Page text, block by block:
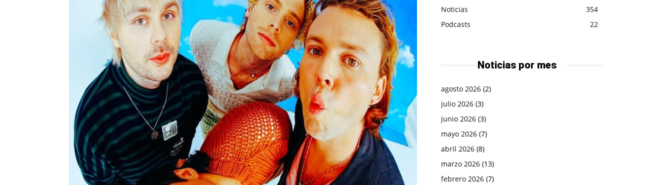
Noticias
354
Podcasts
22
Noticias por mes
agosto 2026 (2)
julio 2026 (3)
junio 2026 (3)
mayo 2026 (7)
abril 2026 (8)
marzo 2026 (13)
febrero 2026 (7)